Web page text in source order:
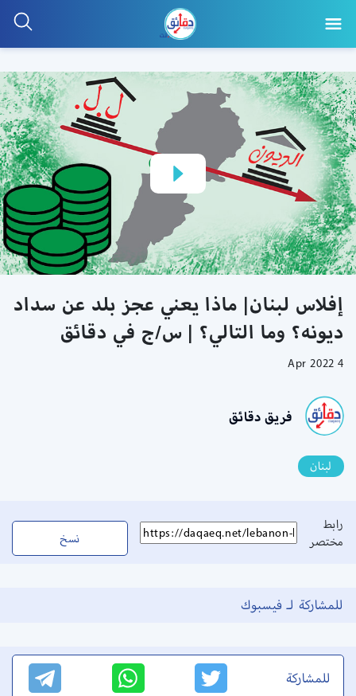
إفلاس لبنان| ماذا يعني عجز بلد عن سداد
ديونه؟ وما التالي؟ | س/ج في دقائق
4 Apr 2022
فريق دقائق
لبنان
رابط
مختصر
نسخ
للمشاركة لـ فيسبوك
للمشاركة